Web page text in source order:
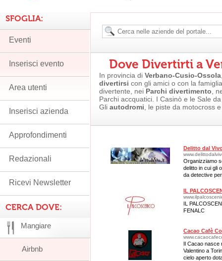
Dove Divertirti a
In provincia di Verbano-Cusio-Ossola
divertirsi con gli amici o con la
divertente, nei Parchi divertimento ,
Parchi accquatici. I Casinò e le Sale
Gli autodromi , le piste da motocross
Delitto dal
Organizziamo
delitto in cui gli
da detective
IL
IL
FENALC
Cacao Cafè
Il Cacao nasce
Valentino a
cielo aperto
SFOGLIA:
Eventi
Inserisci evento
Area utenti
Inserisci azienda
Approfondimenti
Redazionali
Ricevi Newsletter
CERCA DOVE:
Mangiare
Airbnb